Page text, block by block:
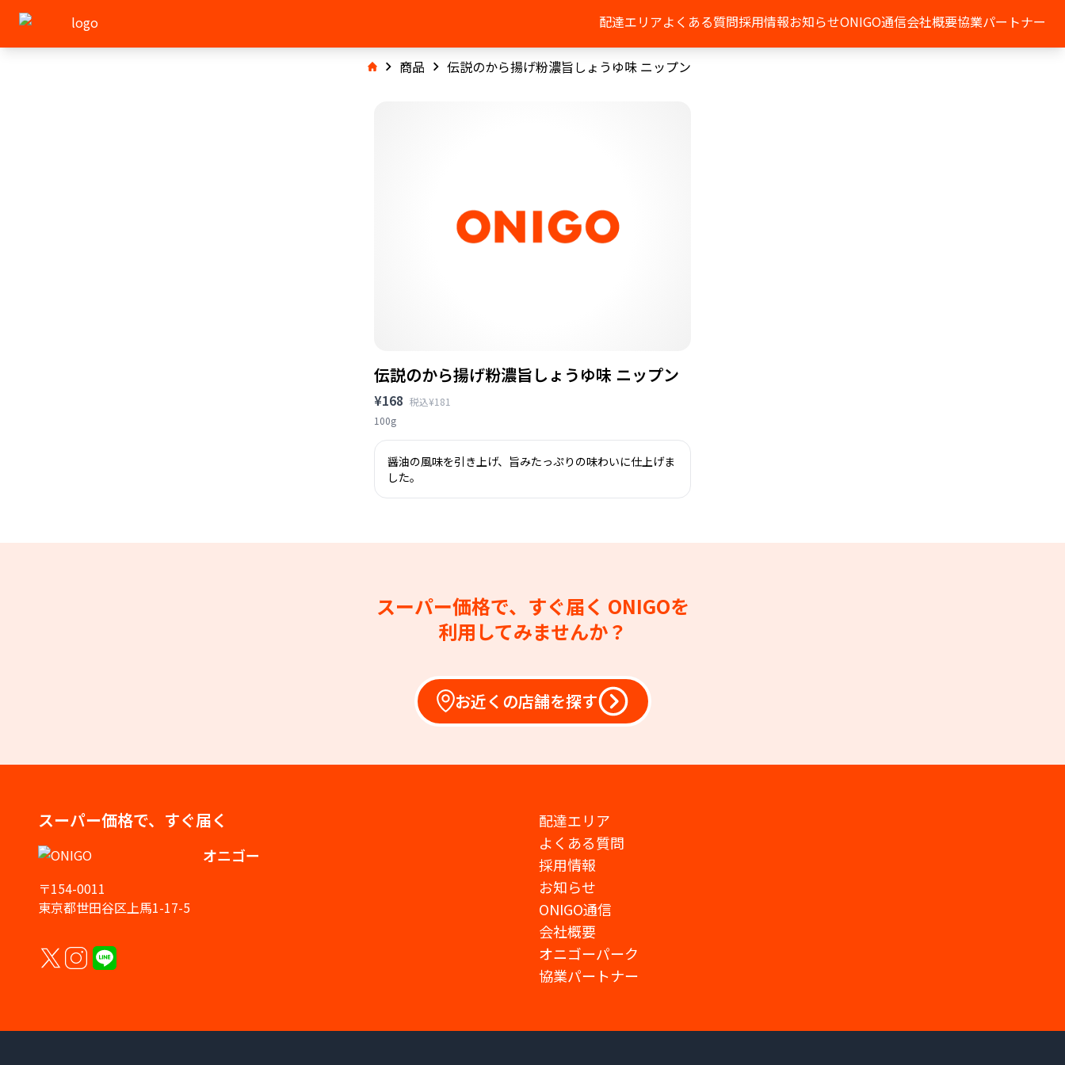
配達エリアよくある質問採用情報お知らせONIGO通信会社概要協業パートナー
商品 伝説のから揚げ粉濃旨しょうゆ味 ニップン
伝説のから揚げ粉濃旨しょうゆ味 ニップン
¥168 税込¥181
100g
醤油の風味を引き上げ、旨みたっぷりの味わいに仕上げま
した。
スーパー価格で、すぐ届く ONIGOを
利用してみませんか？
お近くの店舗を探す
スーパー価格で、すぐ届く
オニゴー
〒154-0011
東京都世田谷区上馬1-17-5
配達エリア
よくある質問
採用情報
お知らせ
ONIGO通信
会社概要
オニゴーパーク
協業パートナー